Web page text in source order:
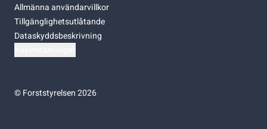
Allmänna användarvillkor
Tillgänglighetsutlåtande
Dataskyddsbeskrivning
©Forststyrelsen 2026